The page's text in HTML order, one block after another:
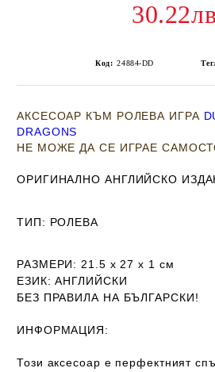
Код: 24884-DD
АКСЕСОАР КЪМ РОЛЕВА ИГРА
DRAGONS
НЕ МОЖЕ ДА СЕ ИГРАЕ
ОРИГИНАЛНО АНГЛИЙСКО
ТИП: РОЛЕВА
РАЗМЕРИ: 21.5 х 27 х 1 см
ЕЗИК: АНГЛИЙСКИ
БЕЗ ПРАВИЛА НА БЪЛГАРСКИ!
ИНФОРМАЦИЯ:
Този аксесоар е перфектният